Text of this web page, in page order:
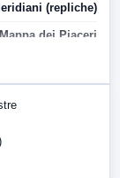
(repliche)
dei Piaceri